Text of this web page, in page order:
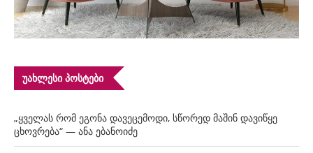
ᲣᲐᲮᲚᲔᲡᲘ ᲞᲝᲡᲢᲔᲑᲘ
„ყველას რომ ეგონა დავეცემოდი, სწორედ მაშინ დავიწყე
ცხოვრება“ — ანა ებანოიძე